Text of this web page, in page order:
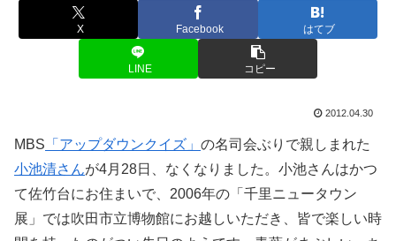
X Facebook はてブ
LINE コピー
2012.04.30
MBS 「アップダウンクイズ」 の名司会ぶりで親しまれた
小池清さんが4月28日、なくなりました。小池さんはかつ
て佐竹台にお住まいで、2006年の「千里ニュータウン
展」では吹田市立博物館にお越しいただき、皆で楽しい時